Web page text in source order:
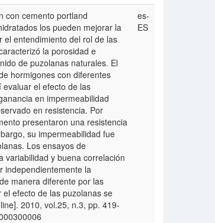
con cemento portland
los pueden mejorar la
entendimiento del rol de las
la porosidad e
de puzolanas naturales. El
hormigones con diferentes
el efecto de las
en impermeabilidad
en resistencia. Por
presentaron una resistencia
su impermeabilidad fue
Los ensayos de
variabilidad y buena correlación
independientemente la
manera diferente por las
efecto de las puzolanas se
2010, vol.25, n.3, pp. 419-
es-
ES